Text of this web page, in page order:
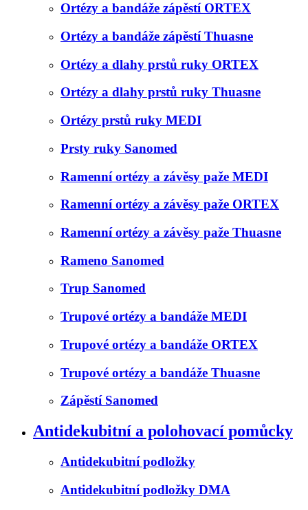
Ortézy a bandáže zápěstí ORTEX
Ortézy a bandáže zápěstí Thuasne
Ortézy a dlahy prstů ruky ORTEX
Ortézy a dlahy prstů ruky Thuasne
Ortézy prstů ruky MEDI
Prsty ruky Sanomed
Ramenní ortézy a závěsy paže MEDI
Ramenní ortézy a závěsy paže ORTEX
Ramenní ortézy a závěsy paže Thuasne
Rameno Sanomed
Trup Sanomed
Trupové ortézy a bandáže MEDI
Trupové ortézy a bandáže ORTEX
Trupové ortézy a bandáže Thuasne
Zápěstí Sanomed
Antidekubitní a polohovací pomůcky
Antidekubitní podložky
Antidekubitní podložky DMA